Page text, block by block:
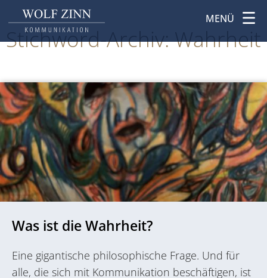
MENÜ
Stichword-Archiv: Wahrheit
Was ist die Wahrheit?
Eine gigantische philosophische Frage. Und für
alle, die sich mit Kommunikation beschäftigen, ist